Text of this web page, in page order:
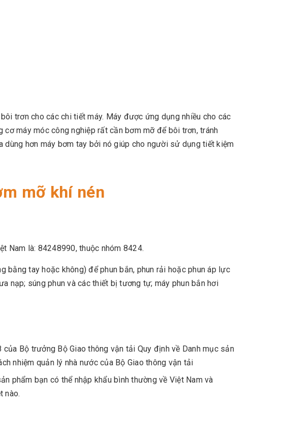
trơn cho các chi tiết máy. Máy được ứng dụng nhiều cho các
máy móc công nghiệp rất cần bơm mỡ để bôi trơn, tránh
dùng hơn máy bơm tay bởi nó giúp cho người sử dụng tiết kiệm
mỡ khí nén
Nam là: 84248990, thuộc nhóm 8424.
tay hoặc không) để phun bắn, phun rải hoặc phun áp lực
nạp; súng phun và các thiết bị tương tự; máy phun bắn hơi
Bộ trưởng Bộ Giao thông vận tải Quy định về Danh mục sản
nhiệm quản lý nhà nước của Bộ Giao thông vận tải
phẩm bạn có thể nhập khẩu bình thường về Việt Nam và
nào.